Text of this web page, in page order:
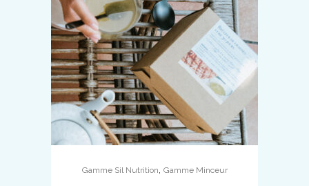
Gamme Sil Nutrition Gamme Minceur